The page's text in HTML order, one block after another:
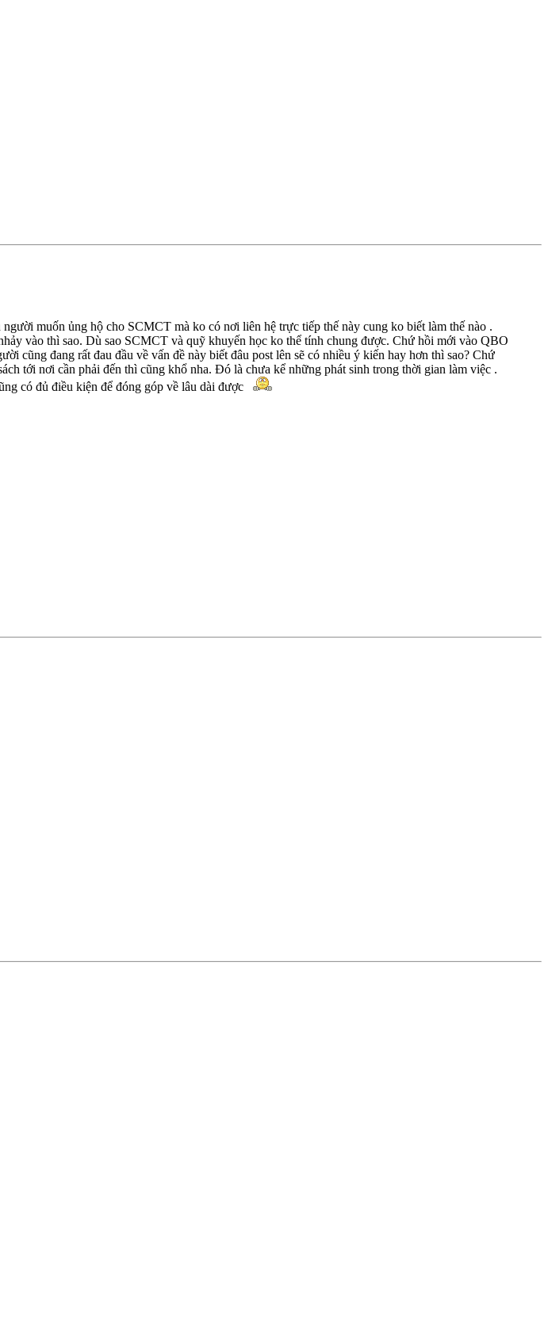
muốn ủng hộ cho SCMCT mà ko có nơi liên hệ trực tiếp thế này cung ko biết làm thế nào .
vào thì sao. Dù sao SCMCT và quỹ khuyến học ko thể tính chung được. Chứ hồi mới vào QBO
đang rất đau đầu về vấn đề này biết đâu post lên sẽ có nhiều ý kiến hay hơn thì sao? Chứ
tới nơi cần phải đến thì cũng khổ nha. Đó là chưa kể những phát sinh trong thời gian làm việc .
có đủ điều kiện để đóng góp về lâu dài được